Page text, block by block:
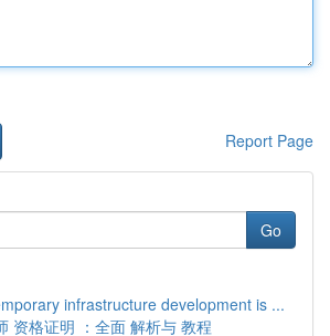
Report Page
Go
infrastructure development is ...
资格证明 ：全面 解析与 教程